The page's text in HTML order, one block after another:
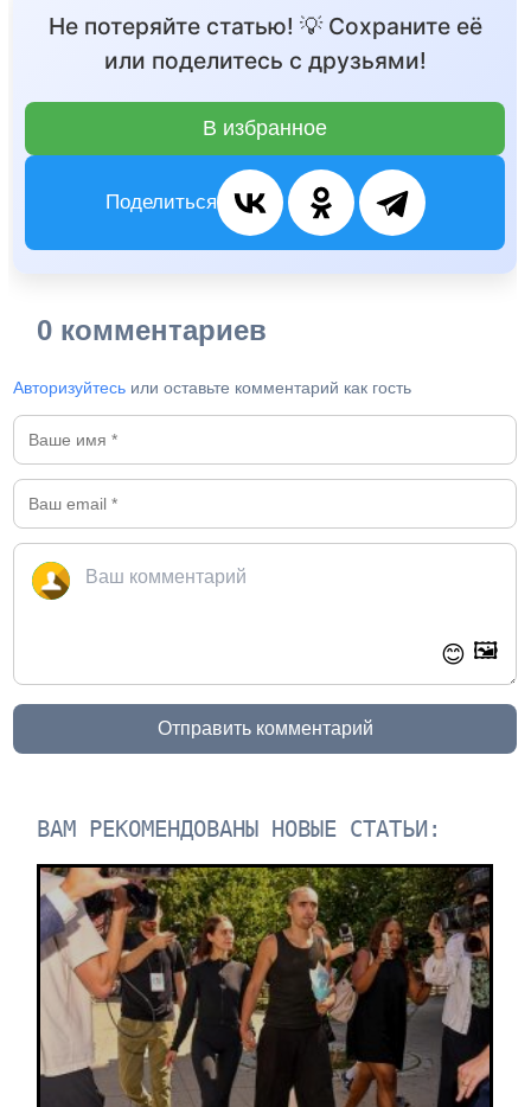
Не потеряйте статью! 💡 Сохраните её
или поделитесь с друзьями!
В избранное
Поделиться
0 комментариев
Авторизуйтесь или оставьте комментарий как гость
😊 🖼️
Отправить комментарий
ВАМ РЕКОМЕНДОВАНЫ НОВЫЕ СТАТЬИ: